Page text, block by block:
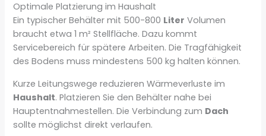
Optimale Platzierung im Haushalt
Ein typischer Behälter mit 500-800 Liter Volumen
braucht etwa 1 m² Stellfläche. Dazu kommt
Servicebereich für spätere Arbeiten. Die Tragfähigkeit
des Bodens muss mindestens 500 kg halten können.
Kurze Leitungswege reduzieren Wärmeverluste im
Haushalt. Platzieren Sie den Behälter nahe bei
Hauptentnahmestellen. Die Verbindung zum Dach
sollte möglichst direkt verlaufen.